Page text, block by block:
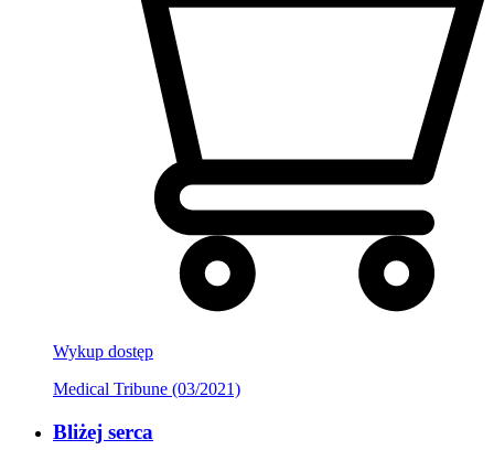
Wykup dostęp
Medical Tribune (03/2021)
Bliżej serca